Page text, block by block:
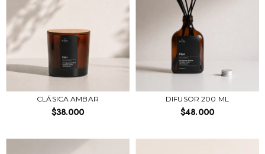
CLÁSICA AMBAR
$38.000
DIFUSOR 200 ML
$48.000